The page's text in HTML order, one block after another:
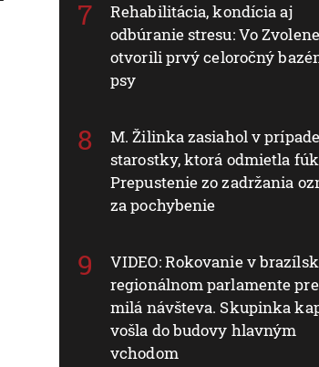
Rehabilitácia, kondícia aj
odbúranie stresu: Vo Zvolene
otvorili prvý celoročný
psy
M. Žilinka zasiahol v prípade
starostky, ktorá odmietla
Prepustenie zo zadržania
za pochybenie
VIDEO: Rokovanie v
regionálnom parlamente
milá návšteva. Skupinka
vošla do budovy hlavným
vchodom